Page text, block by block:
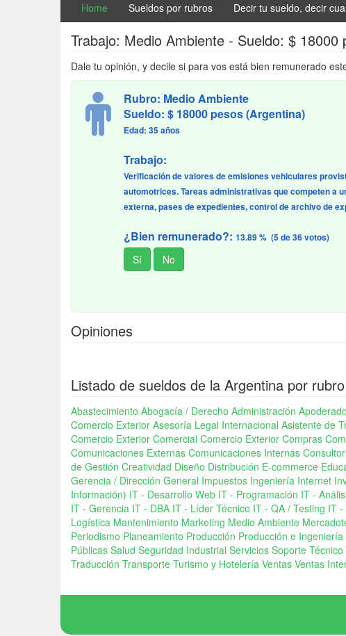
Home Sueldos por rubros Decir tu sueldo, decir
Trabajo: Medio Ambiente - Sueldo: $ 18000
Dale tu opinión, y decile si para vos está bien remunerado
Rubro: Medio Ambiente
Sueldo: $ 18000 pesos (Argentina)
Edad: 35 años
Trabajo:
Verificación de valores de emisiones vehiculares
automotrices. Tareas administrativas que competen a
externa, pases de expedientes, control de archivo de
¿Bien remunerado?: 13.89 % (5 de 36 votos)
Opiniones
Listado de sueldos de la Argentina por rubro
Abastecimiento Abogacía / Derecho Administración
Comercio Exterior Asesoría Legal Internacional Asistente de
Comercio Exterior Comercial Comercio Exterior Compras
Comunicaciones Externas Comunicaciones Internas
de Gestión Creatividad Diseño Distribución E-commerce
Gerencia / Dirección General Impuestos Ingeniería Internet
Información) IT - Desarrollo Web IT - Programación IT -
IT - Gerencia IT - DBA IT - Líder Técnico IT - QA / Testing IT -
Logística Mantenimiento Marketing Medio Ambiente
Periodismo Planeamiento Producción Producción e Ingeniería
Públicas Salud Seguridad Industrial Servicios Soporte Técnico
Traducción Transporte Turismo y Hotelería Ventas Ventas